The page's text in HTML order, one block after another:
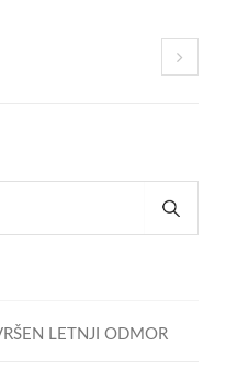
LETNJI ODMOR